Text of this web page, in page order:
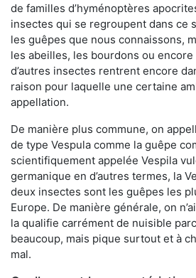
de familles d’hyménoptères
insectes qui se regroupent dans ce
les guêpes que nous connaissons,
les abeilles, les bourdons ou
d’autres insectes rentrent encore
raison pour laquelle une certaine
appellation.
De manière plus commune, on
de type Vespula comme la guêpe
scientifiquement appelée Vespila
germanique en d’autres termes, la
deux insectes sont les guêpes les
Europe. De manière générale, on
la qualifie carrément de nuisible
beaucoup, mais pique surtout et à
mal.